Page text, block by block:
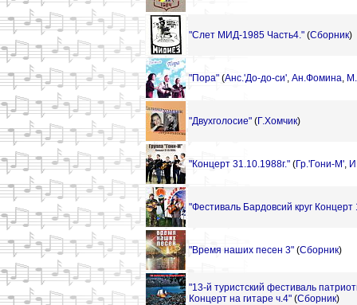
"Слет МИД-1985 Часть4." (Сборник)
"Пора" (Анс.'До-до-си', Ан.Фомина,
"Двухголосие" (Г.Хомчик)
"Концерт 31.10.1988г." (Гр.'Гони-М',
"Фестиваль Бардовсий круг
"Время наших песен 3" (Сборник)
"13-й туристский фестиваль
Концерт на гитаре ч.4" (Сборник)